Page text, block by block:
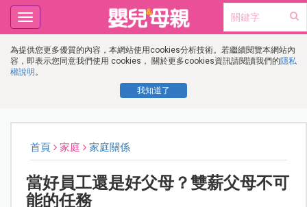
為提供您更多優質的內容，本網站使用cookies分析技術。若繼續閱覽本網站內
容，即表示您同意我們使用 cookies， 關於更多cookies資訊請閱讀我們的隱私
權說明 。
我知道了
Toggle
navigation
首頁 家庭 家庭關係
當好員工還是好父母？雙薪父母不可
能的任務